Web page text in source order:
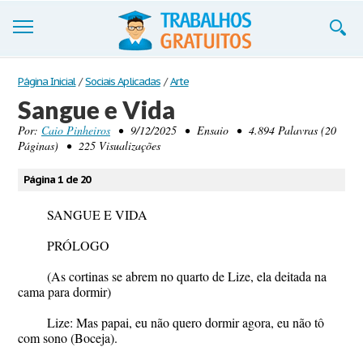
Trabalhos
Cadastre-se
Entre
Blog
Contate-nos
Página Inicial / Sociais Aplicadas / Arte
Sangue e Vida
Por: Caio Pinheiros • 9/12/2025 • Ensaio • 4.894 Palavras (20
Páginas) • 225 Visualizações
Página 1 de 20
SANGUE E VIDA
PRÓLOGO
(As cortinas se abrem no quarto de Lize, ela deitada na
cama para dormir)
Lize: Mas papai, eu não quero dormir agora, eu não tô
com sono (Boceja).